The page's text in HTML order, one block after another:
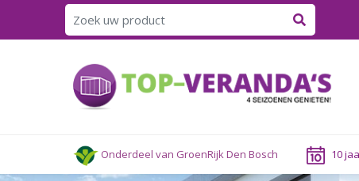
content
Onderdeel van GroenRijk Den Bosch 10